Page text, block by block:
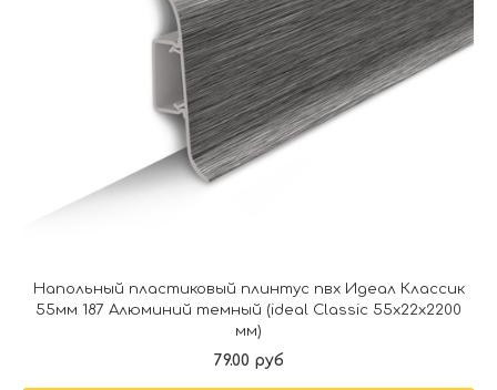
Напольный пластиковый плинтус пвх Идеал Классик
55мм 187 Алюминий темный (ideal Classic 55х22х2200
мм)
79.00 руб